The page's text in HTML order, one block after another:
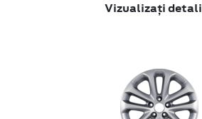
Vizualizați